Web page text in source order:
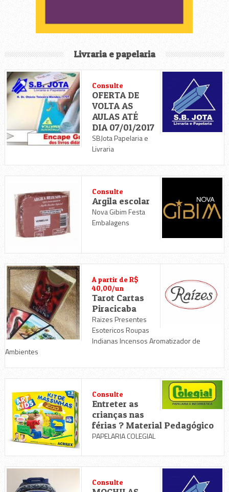
Livraria e papelaria
Consulte
OFERTA DE
VOLTA AS
AULAS ATÉ
DIA 07/01/2017
SBJota Papelaria e
Livraria
Consulte
Argila escolar
Nova Gibim Festa
Embalagens
A partir de R$
40,00/un
Tarot Cartas
Piracicaba
Raizes Presentes
Esotericos Roupas
Indianas Incensos Aromatizador de
Ambientes
Consulte
Entreter as
crianças nas
férias ? Material Pedagógico
PAPELARIA COLEGIAL
Consulte